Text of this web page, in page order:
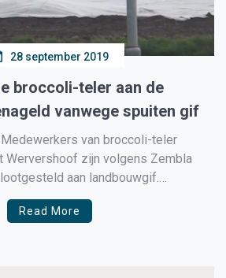
28 september 2019
broccoli-teler aan de
vanwege spuiten gif
Medewerkers van broccoli-teler
Wervershoof zijn volgens Zembla
aan landbouwgif.
tonen aan dat de regels meerdere
Read More